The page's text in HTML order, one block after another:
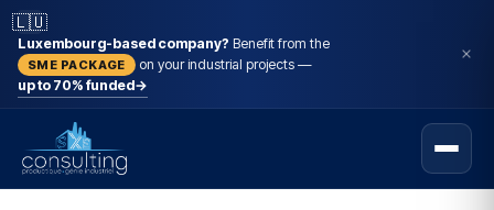
🇱🇺
Luxembourg-based company? Benefit from the
SME PACKAGE
on your industrial projects —
up to 70% funded→